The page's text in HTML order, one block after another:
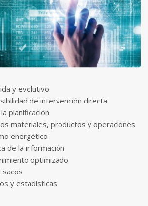
y evolutivo
de intervención directa
planificación
materiales, productos y operaciones
energético
de la información
optimizado
sacos
y estadísticas